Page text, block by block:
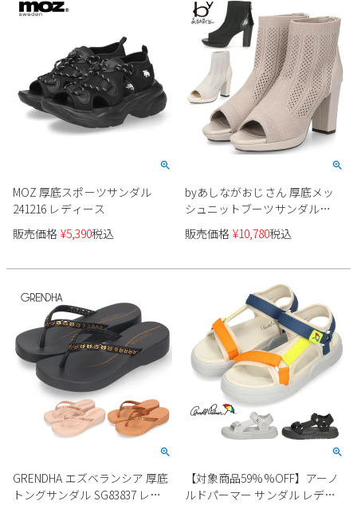
MOZ 厚底スポーツサンダル
241216 レディース
販売価格 ¥5,390税込
byあしながおじさん 厚底メッ
シュニットブーツサンダル
890891
販売価格 ¥10,780税込
GRENDHA エズベランシア 厚底
トングサンダル SG83837 レデ
【対象商品59%%OFF】アーノ
ルドパーマー サンダル レディ